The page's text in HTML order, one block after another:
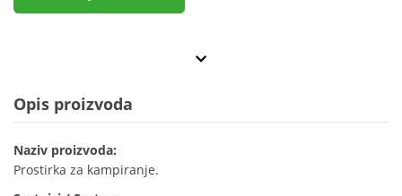
Opis proizvoda
Naziv proizvoda:
Prostirka za kampiranje.